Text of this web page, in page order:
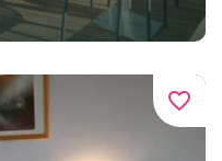
favorite_border